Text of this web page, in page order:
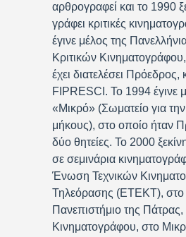
αρθρογραφεί και το 1990
γράφει κριτικές
έγινε μέλος της
Κριτικών
έχει διατελέσει Πρόεδρος,
FIPRESCI. Το 1994 έγινε
«Μικρό» (Σωματείο για την
μήκους), στο οποίο ήταν
δύο θητείες. Το 2000
σε σεμινάρια
Ένωση Τεχνικών
Τηλεόρασης (ΕΤΕΚΤ), στο
Πανεπιστήμιο της
Κινηματογράφου, στο